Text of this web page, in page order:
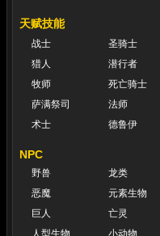
天赋技能
战士
圣骑士
猎人
潜行者
牧师
死亡骑士
萨满祭司
法师
术士
德鲁伊
NPC
野兽
龙类
恶魔
元素生物
巨人
亡灵
人型生物
小动物